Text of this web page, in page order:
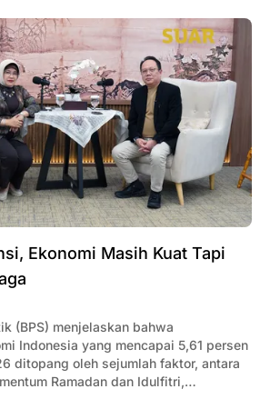
Ekonomi Masih Kuat Tapi
(BPS) menjelaskan bahwa
Indonesia yang mencapai 5,61 persen
ditopang oleh sejumlah faktor, antara
Ramadan dan Idulfitri,